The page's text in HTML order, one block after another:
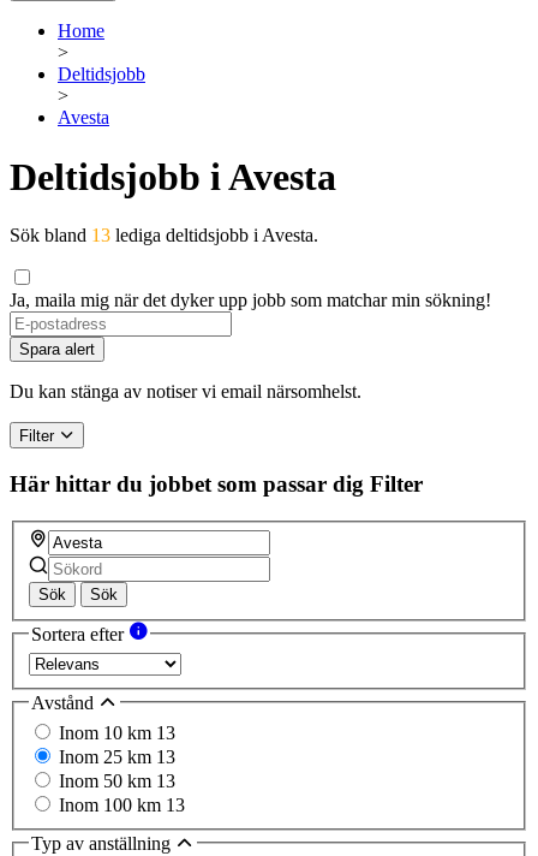
Home
>
Deltidsjobb
>
Avesta
Deltidsjobb i Avesta
Sök bland 13 lediga deltidsjobb i Avesta.
Ja, maila mig när det dyker upp jobb som matchar min sökning!
If
you
are
a
ignore
this
field
Spara alert
Du kan stänga av notiser vi email närsomhelst.
Filter
Här hittar du jobbet som passar dig Filter
Sök Sök
Sortera efter
Avstånd
Inom 10 km 13
Inom 25 km 13
Inom 50 km 13
Inom 100 km 13
Typ av anställning